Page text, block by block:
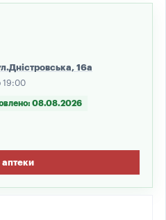
16а
19:00
08.08.2026